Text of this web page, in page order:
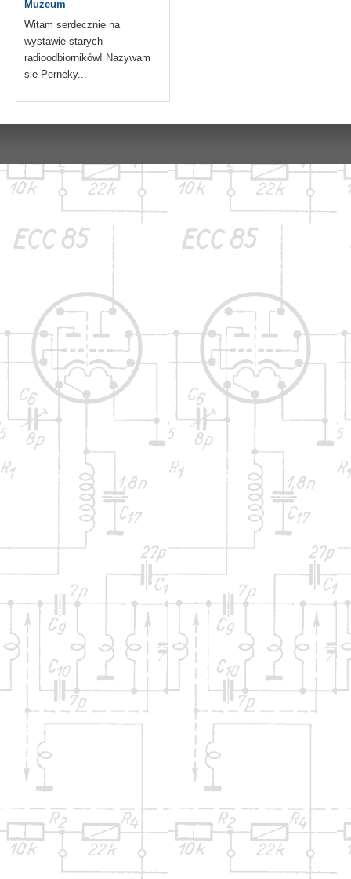
Muzeum
Witam serdecznie na
wystawie starych
radioodbiorników! Nazywam
sie Perneky...